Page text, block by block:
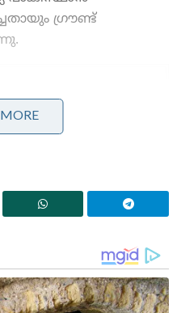
ഗ്രൗണ്ട്
നിയന്ത്രണ
മന്ത്രി
വടക്കന്‍, മധ്യ
ജോലി